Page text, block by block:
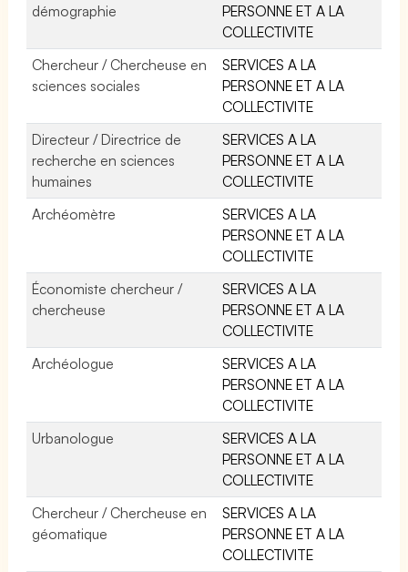
démographie
PERSONNE ET A LA
COLLECTIVITE
Chercheur / Chercheuse en
sciences sociales
SERVICES A LA
PERSONNE ET A LA
COLLECTIVITE
Directeur / Directrice de
recherche en sciences
humaines
SERVICES A LA
PERSONNE ET A LA
COLLECTIVITE
Archéomètre
SERVICES A LA
PERSONNE ET A LA
COLLECTIVITE
Économiste chercheur /
chercheuse
SERVICES A LA
PERSONNE ET A LA
COLLECTIVITE
Archéologue
SERVICES A LA
PERSONNE ET A LA
COLLECTIVITE
Urbanologue
SERVICES A LA
PERSONNE ET A LA
COLLECTIVITE
Chercheur / Chercheuse en
géomatique
SERVICES A LA
PERSONNE ET A LA
COLLECTIVITE